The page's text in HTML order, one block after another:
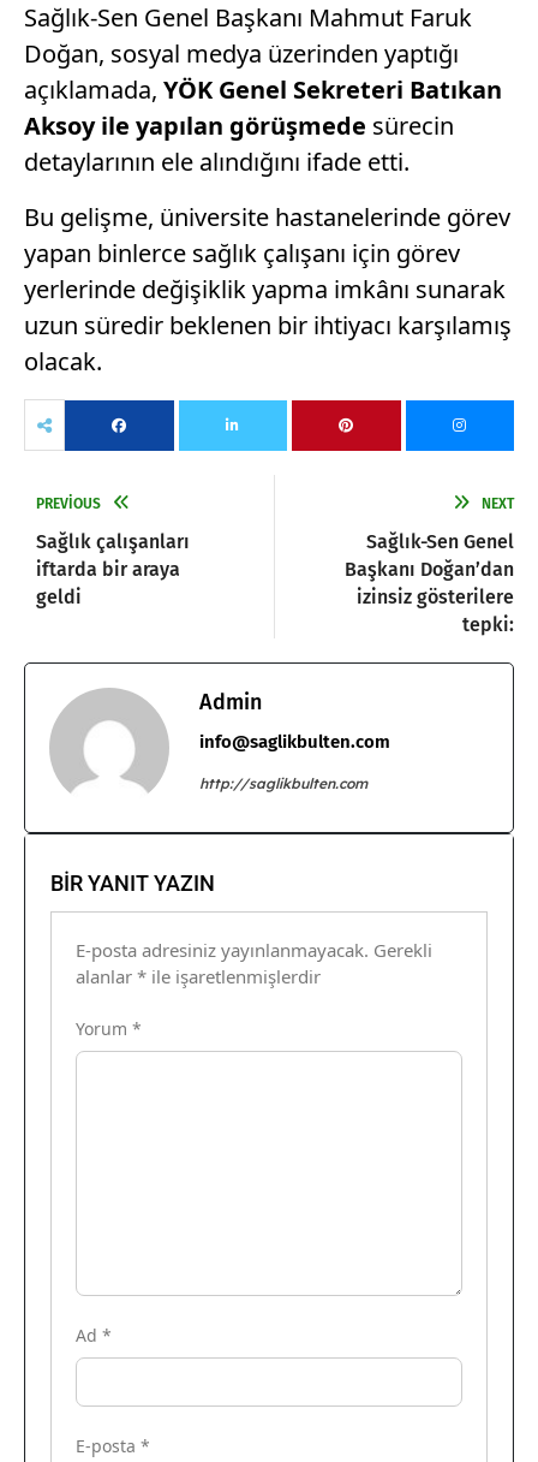
Sağlık-Sen Genel Başkanı Mahmut Faruk
Doğan, sosyal medya üzerinden yaptığı
açıklamada, YÖK Genel Sekreteri Batıkan
Aksoy ile yapılan görüşmede sürecin
detaylarının ele alındığını ifade etti.
Bu gelişme, üniversite hastanelerinde görev
yapan binlerce sağlık çalışanı için görev
yerlerinde değişiklik yapma imkânı sunarak
uzun süredir beklenen bir ihtiyacı karşılamış
olacak.
PREVIOUS
Sağlık çalışanları
iftarda bir araya
geldi
NEXT
Sağlık-Sen Genel
Başkanı Doğan’dan
izinsiz gösterilere
tepki:
Admin
info@saglikbulten.com
http://saglikbulten.com
BIR YANIT YAZIN
E-posta adresiniz yayınlanmayacak. Gerekli
alanlar * ile işaretlenmişlerdir
Yorum *
Ad *
E-posta *